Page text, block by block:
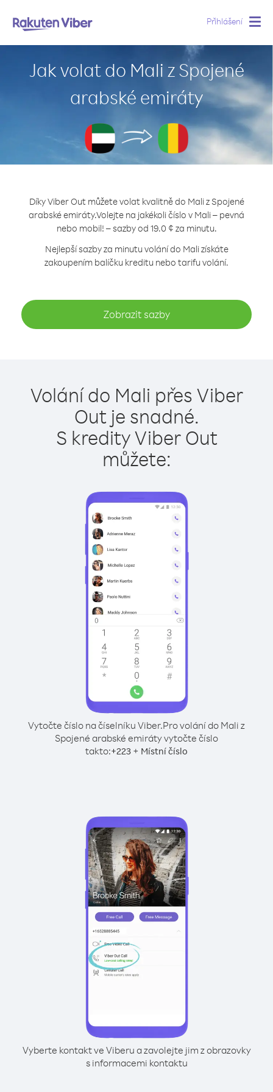
Přihlášení
Jak volat do Mali z Spojené
arabské emiráty
Díky Viber Out můžete volat kvalitně do Mali z Spojené
arabské emiráty.Volejte na jakékoli číslo v Mali – pevná
nebo mobil! – sazby od 19.0 ¢ za minutu.
Nejlepší sazby za minutu volání do Mali získáte
zakoupením balíčku kreditu nebo tarifu volání.
Zobrazit sazby
Volání do Mali přes Viber
Out je snadné.
S kredity Viber Out
můžete:
Vytočte číslo na číselníku Viber.Pro volání do Mali z
Spojené arabské emiráty vytočte číslo
takto:+223 + Místní číslo
Vyberte kontakt ve Viberu a zavolejte jim z obrazovky
s informacemi kontaktu